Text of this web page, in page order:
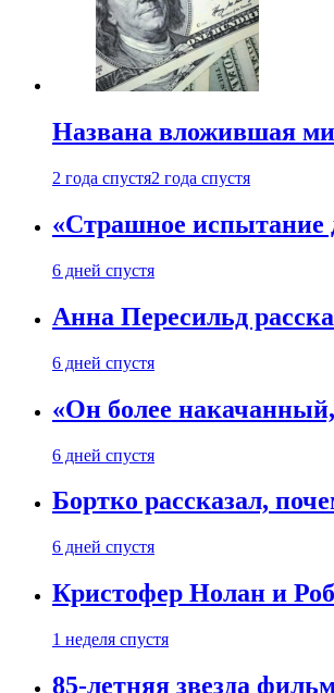
Названа вложившая
2 года спустя2 года спустя
«Страшное испытание
6 дней спустя
Анна Пересильд
6 дней спустя
«Он более
6 дней спустя
Бортко рассказал,
6 дней спустя
Кристофер Нолан и
1 неделя спустя
85-летняя звезда